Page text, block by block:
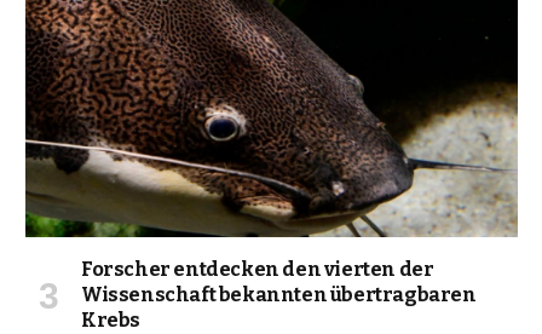
Forscher entdecken den vierten der
Wissenschaft bekannten übertragbaren
Krebs